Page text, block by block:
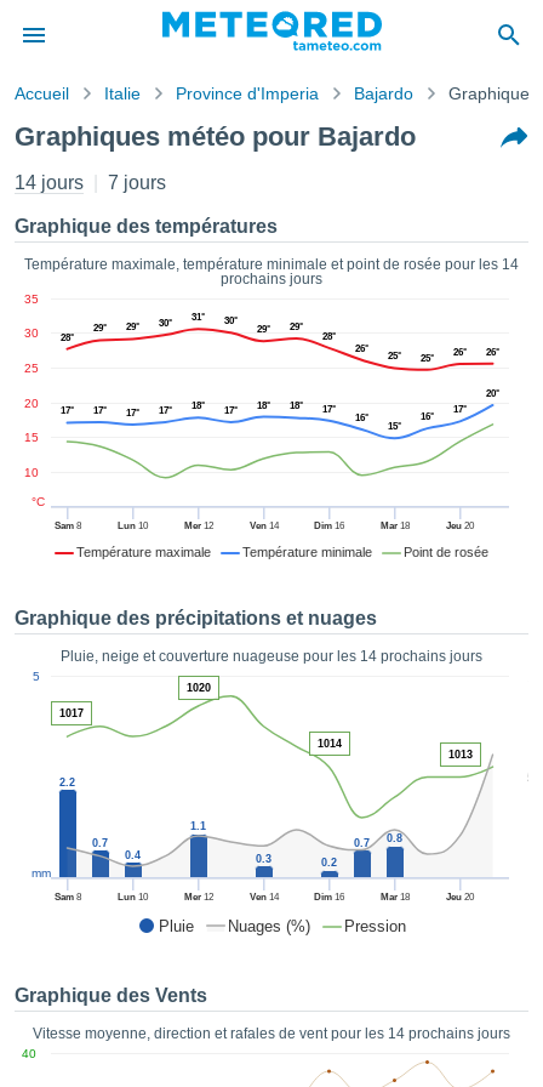
de
a
par
des
Vous
les
:
de
des
de très
ACCEPTER
Accueil Italie Province d'Imperia Bajardo Graphiques
Graphiques météo pour Bajardo
14 jours 7 jours
Graphique des températures
Température maximale, température minimale et point de rosée pour les 14
prochains jours
Température maximale Température minimale Point de rosée
Sam8 Lun 10 Mer12 Ven14 Dim 16 Mar18 Jeu 20
10
15
20
25
30
35
°C
28°
29° 29° 30°
31° 30°
29°
29°
28°
26°
25° 25°
26° 26°
17° 17° 17° 17° 18° 17° 18° 18° 17°
16°
15°
16°
17°
20°
Graphique des précipitations et nuages
Pluie, neige et couverture nuageuse pour les 14 prochains jours
Pluie Nuages (%) Pression
50
Sam8 Lun 10 Mer12 Ven14 Dim 16 Mar18 Jeu 20
5
mm
2.2
0.7
0.4
1.1
0.3 0.2
0.7 0.8
1017
1020
1014
1013
Graphique des Vents
Vitesse moyenne, direction et rafales de vent pour les 14 prochains jours
40